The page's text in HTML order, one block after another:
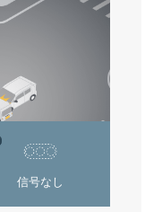
信号なし